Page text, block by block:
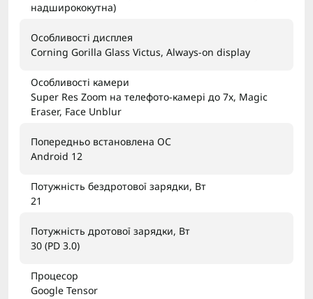
надширококутна)
Особливості дисплея
Corning Gorilla Glass Victus, Always-on display
Особливості камери
Super Res Zoom на телефото-камері до 7x, Magic
Eraser, Face Unblur
Попередньо встановлена ОС
Android 12
Потужність бездротової зарядки, Вт
21
Потужність дротової зарядки, Вт
30 (PD 3.0)
Процесор
Google Tensor